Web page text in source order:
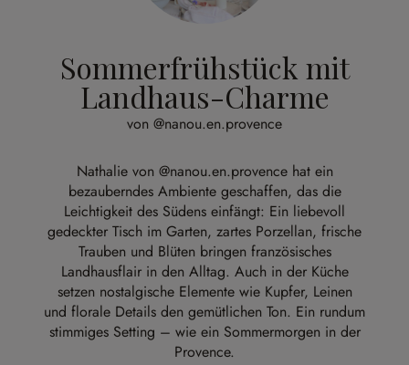
Sommerfrühstück mit
Landhaus-Charme
von @nanou.en.provence
Nathalie von @nanou.en.provencehat ein
bezauberndes Ambiente geschaffen, das die
Leichtigkeit des Südens einfängt: Ein liebevoll
gedeckter Tisch im Garten, zartes Porzellan, frische
Trauben und Blüten bringen französisches
Landhausflair in den Alltag. Auch in der Küche
setzen nostalgische Elemente wie Kupfer, Leinen
und florale Details den gemütlichen Ton. Ein rundum
stimmiges Setting – wie ein Sommermorgen in der
Provence.